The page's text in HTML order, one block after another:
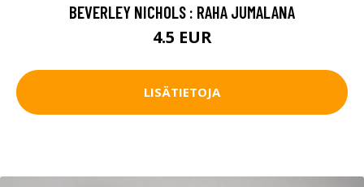
BEVERLEY NICHOLS : RAHA JUMALANA
4.5 EUR
LISÄTIETOJA